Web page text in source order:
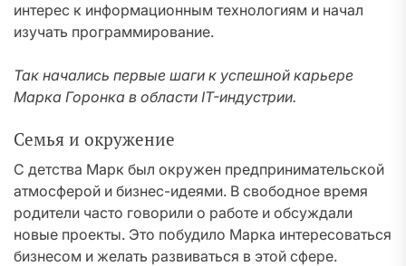
интерес к информационным технологиям и начал
изучать программирование.
Так начались первые шаги к успешной карьере
Марка Горонка в области IT-индустрии.
Семья и окружение
С детства Марк был окружен предпринимательской
атмосферой и бизнес-идеями. В свободное время
родители часто говорили о работе и обсуждали
новые проекты. Это побудило Марка интересоваться
бизнесом и желать развиваться в этой сфере.